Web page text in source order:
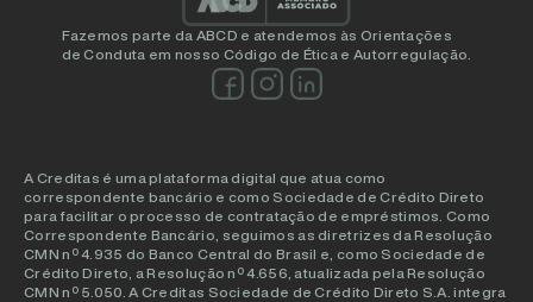
Fazemos parte da ABCD e atendemos às Orientações
de Conduta em nosso Código de Ética e Autorregulação.
A Creditas é uma plataforma digital que atua como
correspondente bancário e como Sociedade de Crédito Direto
para facilitar o processo de contratação de empréstimos. Como
Correspondente Bancário, seguimos as diretrizes da Resolução
CMN nº 4.935 do Banco Central do Brasil e, como Sociedade de
Crédito Direto, a Resolução nº 4.656, atualizada pela Resolução
CMN nº 5.050. A Creditas Sociedade de Crédito Direto S.A. integra